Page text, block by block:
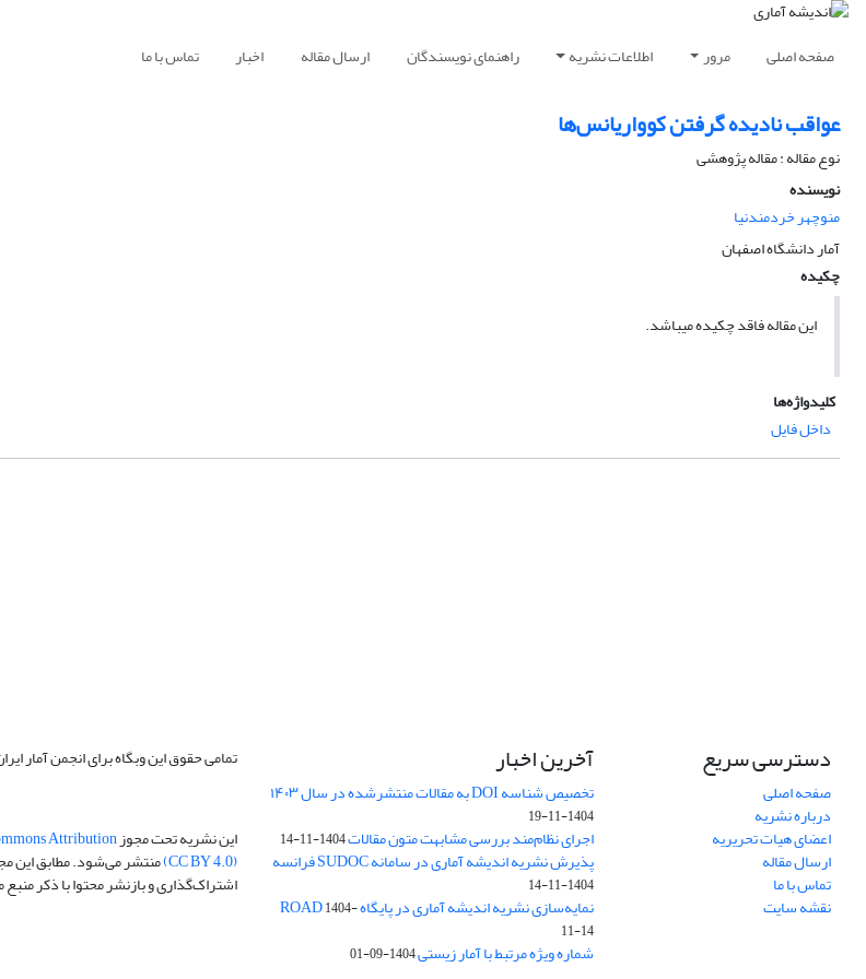
صفحه اصلی مرور اطلاعات نشریه راهنمای نویسندگان ارسال مقاله اخبار تماس با ما
عواقب نادیده گرفتن کوواریانس‌ها
نوع مقاله : مقاله پژوهشی
نویسنده
منوچهر خردمندنیا
آمار دانشگاه اصفهان
چکیده
این مقاله فاقد چکیده می​باشد.
کلیدواژه‌ها
داخل فایل
دسترسی سریع
صفحه اصلی
درباره نشریه
اعضای هیات تحریریه
ارسال مقاله
تماس با ما
نقشه سایت
آخرین اخبار
تخصیص شناسه DOI به مقالات منتشرشده در سال ۱۴۰۳
1404-11-19
اجرای نظام‌مند بررسی مشابهت متون مقالات1404-11-14
پذیرش نشریه اندیشه آماری در سامانه SUDOC فرانسه
1404-11-14
نمایه‌سازی نشریه اندیشه آماری در پایگاه ROAD1404-
11-14
شماره ویژه مرتبط با آمار زیستی1404-09-01
تمامی حقوق این وبگاه برای انجمن آمار
این نشریه تحت مجوزAttribution
(CC BY 4.0)منتشر می‌شود. مطابق این
اشتراک‌گذاری و بازنشر محتوا با ذکر